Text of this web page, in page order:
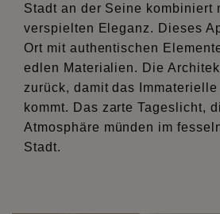
Stadt an der Seine kombiniert
verspielten Eleganz. Dieses
Ort mit authentischen
edlen Materialien. Die
zurück, damit das
kommt. Das zarte Tageslicht,
Atmosphäre münden im
Stadt.